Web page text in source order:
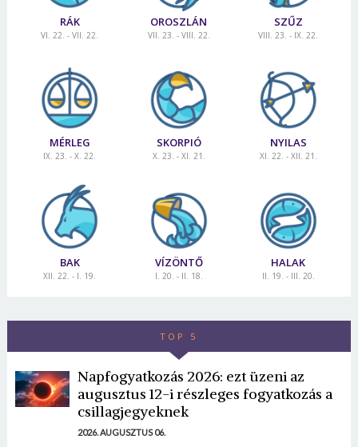
RÁK
VI. 22. - VII. 22.
OROSZLÁN
VII. 23. - VIII. 22.
SZŰZ
VIII. 23. - IX. 22.
MÉRLEG
IX. 23. - X. 22.
SKORPIÓ
X. 23. - XI. 21.
NYILAS
XI. 22. - XII. 21.
BAK
XII. 22. - I. 19.
VÍZÖNTŐ
I. 20. - II. 18.
HALAK
II. 19. - III. 20.
TOP 5
Napfogyatkozás 2026: ezt üzeni az
augusztus 12-i részleges fogyatkozás a
csillagjegyeknek
2026. AUGUSZTUS 06.